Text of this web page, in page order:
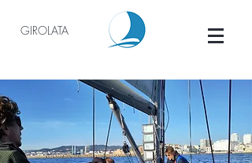
GIROLATA